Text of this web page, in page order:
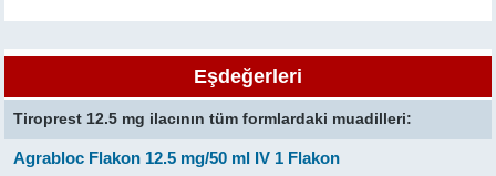
Eşdeğerleri
Tiroprest 12.5 mg ilacının tüm formlardaki muadilleri:
Agrabloc Flakon 12.5 mg/50 ml IV 1 Flakon